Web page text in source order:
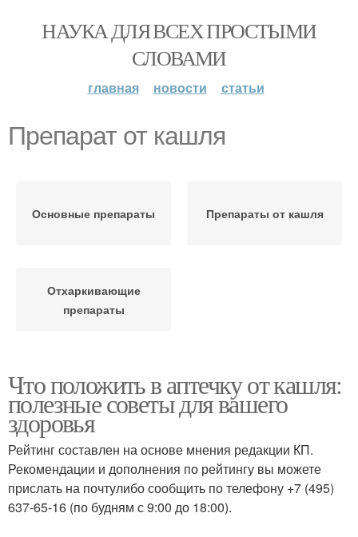
НАУКА ДЛЯ ВСЕХ ПРОСТЫМИ
СЛОВАМИ
главная новости статьи
Препарат от кашля
Основные препараты Препараты от кашля
Отхаркивающие
препараты
Что положить в аптечку от кашля:
полезные советы для вашего
здоровья
Рейтинг составлен на основе мнения редакции КП.
Рекомендации и дополнения по рейтингу вы можете
прислать на почтулибо сообщить по телефону +7 (495)
637-65-16 (по будням с 9:00 до 18:00).